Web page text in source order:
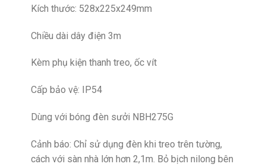
Kích thước: 528x225x249mm
Chiều dài dây điện 3m
Kèm phụ kiện thanh treo, ốc vít
Cấp bảo vệ: IP54
Dùng với bóng đèn sưởi NBH275G
Cảnh báo: Chỉ sử dụng đèn khi treo trên tường,
cách với sàn nhà lớn hơn 2,1m. Bỏ bịch nilong bên